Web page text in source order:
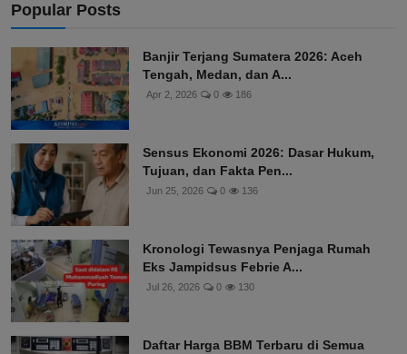
Popular Posts
Banjir Terjang Sumatera 2026: Aceh
Tengah, Medan, dan A...
Apr 2, 2026 0 186
Sensus Ekonomi 2026: Dasar Hukum,
Tujuan, dan Fakta Pen...
Jun 25, 2026 0 136
Kronologi Tewasnya Penjaga Rumah
Eks Jampidsus Febrie A...
Jul 26, 2026 0 130
Daftar Harga BBM Terbaru di Semua